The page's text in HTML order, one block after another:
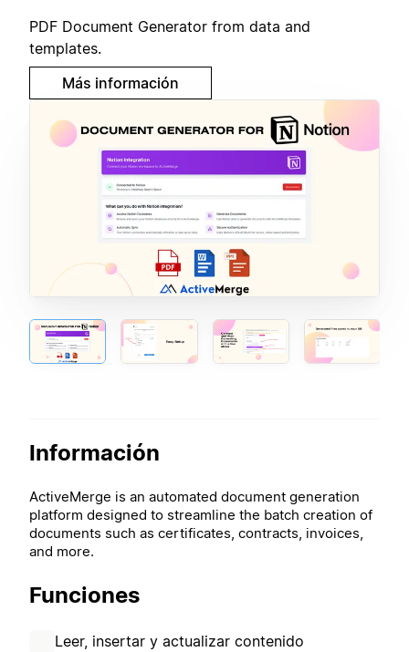
PDF Document Generator from data and
templates.
Más información
Información
ActiveMerge is an automated document generation
platform designed to streamline the batch creation of
documents such as certificates, contracts, invoices,
and more.
Funciones
Leer, insertar y actualizar contenido